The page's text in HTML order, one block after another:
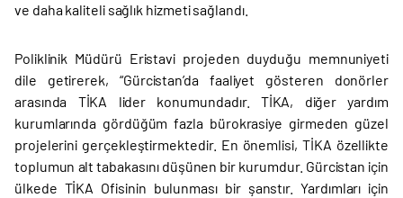
ve daha kaliteli sağlık hizmeti sağlandı.
Poliklinik Müdürü Eristavi projeden duyduğu memnuniyeti
dile getirerek, “Gürcistan’da faaliyet gösteren donörler
arasında TİKA lider konumundadır. TİKA, diğer yardım
kurumlarında gördüğüm fazla bürokrasiye girmeden güzel
projelerini gerçekleştirmektedir. En önemlisi, TİKA özellikte
toplumun alt tabakasını düşünen bir kurumdur. Gürcistan için
ülkede TİKA Ofisinin bulunması bir şanstır. Yardımları için